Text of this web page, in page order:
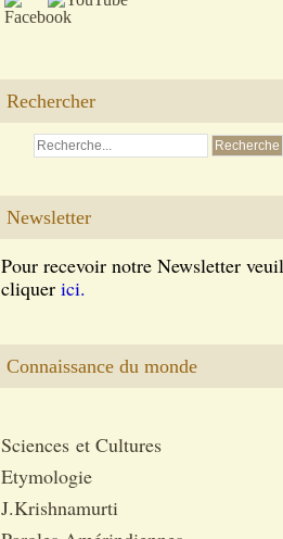
Rechercher
Newsletter
Pour recevoir notre Newsletter
cliquer ici.
Connaissance du monde
Sciences et Cultures
Etymologie
J.Krishnamurti